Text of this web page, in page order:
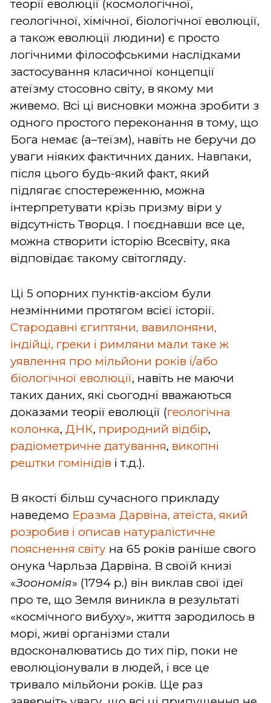
теорії еволюції (космологічної,
геологічної, хімічної, біологічної еволюції,
а також еволюції людини) є просто
логічними філософськими наслідками
застосування класичної концепції
атеїзму стосовно світу, в якому ми
живемо. Всі ці висновки можна зробити з
одного простого переконання в тому, що
Бога немає (а–теїзм), навіть не беручи до
уваги ніяких фактичних даних. Навпаки,
після цього будь-який факт, який
підлягає спостереженню, можна
інтерпретувати крізь призму віри у
відсутність Творця. І поєднавши все це,
можна створити історію Всесвіту, яка
відповідає такому світогляду.
Ці 5 опорних пунктів-аксіом були
незмінними протягом всієї історії.
Стародавні єгиптяни, вавилоняни,
індійці, греки і римляни мали таке ж
уявлення про мільйони років і/або
біологічної еволюції, навіть не маючи
таких даних, які сьогодні вважаються
доказами теорії еволюції (геологічна
колонка, ДНК, природний відбір,
радіометричне датування, викопні
рештки гомінідів і т.д.).
В якості більш сучасного прикладу
наведемо Еразма Дарвіна, атеїста, який
розробив і описав натуралістичне
пояснення світу на 65 років раніше свого
онука Чарльза Дарвіна. В своїй книзі
«Зоономія» (1794 р.) він виклав свої ідеї
про те, що Земля виникла в результаті
«космічного вибуху», життя зародилось в
морі, живі організми стали
вдосконалюватись до тих пір, поки не
еволюціонували в людей, і все це
тривало мільйони років. Ще раз